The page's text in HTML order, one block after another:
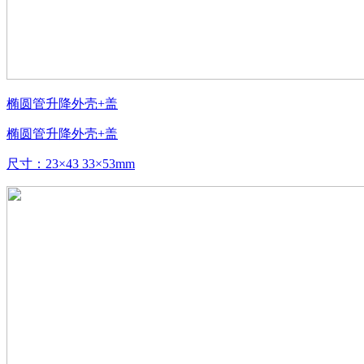
椭圆管升降外壳+盖
椭圆管升降外壳+盖
尺寸：23×43 33×53mm